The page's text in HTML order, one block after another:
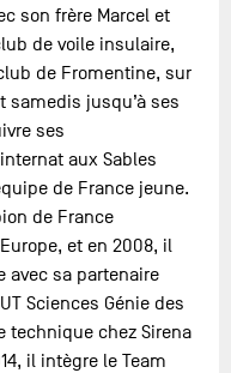
son frère Marcel et
de voile insulaire,
de Fromentine, sur
jusqu’à ses
ses
aux Sables
de France jeune.
de France
et en 2008, il
avec sa partenaire
Sciences Génie des
technique chez Sirena
il intègre le Team